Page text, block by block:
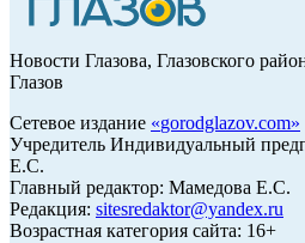
Новости Глазова, Глазовского
Глазов
Сетевое издание «gorodglazov.com»
Учредитель Индивидуальный
Е.С.
Главный редактор: Мамедова Е.С.
Редакция: sitesredaktor@yandex.ru
Возрастная категория сайта: 16+